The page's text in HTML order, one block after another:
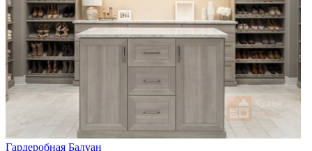
Гардеробная Балуан